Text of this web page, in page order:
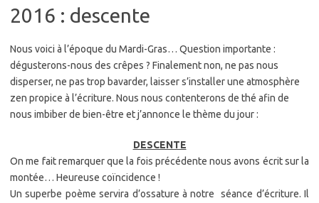
2016 : descente
Nous voici à l’époque du Mardi-Gras… Question importante :
dégusterons-nous des crêpes ? Finalement non, ne pas nous
disperser, ne pas trop bavarder, laisser s’installer une atmosphère
zen propice à l’écriture. Nous nous contenterons de thé afin de
nous imbiber de bien-être et j’annonce le thème du jour :
DESCENTE
On me fait remarquer que la fois précédente nous avons écrit sur la
montée… Heureuse coïncidence !
Un superbe poème servira d’ossature à notre séance d’écriture. Il